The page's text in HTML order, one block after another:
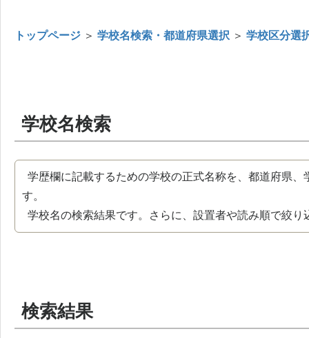
トップページ ＞ 学校名検索・都道府県選択 ＞ 学校区分選
学校名検索
学歴欄に記載するための学校の正式名称を、都道府県
す。
学校名の検索結果です。さらに、設置者や読み順で絞り
検索結果